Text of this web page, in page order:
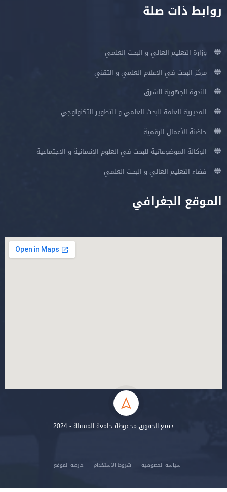
روابط ذات صلة
وزارة التعليم العالي و البحث العلمي
مركز البحث في الإعلام العلمي و التقني
الندوة الجهوية للشرق
المديرية العامة للبحث العلمي و التطوير التكنولوجي
حاضنة الأعمال الرقمية
الوكالة الموضوعاتية للبحث في العلوم الإنسانية و الإجتماعية
فضاء التعليم العالي و البحث العلمي
الموقع الجغرافي
جميع الحقوق محفوظة جامعة المسيلة - 2024
سياسة الخصوصية شروط الاستخدام خارطة الموقع